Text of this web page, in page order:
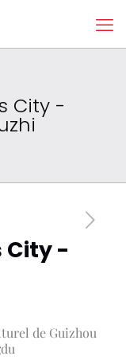
City -
City -
de Guizhou